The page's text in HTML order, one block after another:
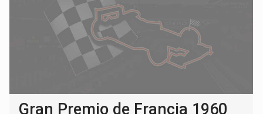
Gran Premio de Francia 1960